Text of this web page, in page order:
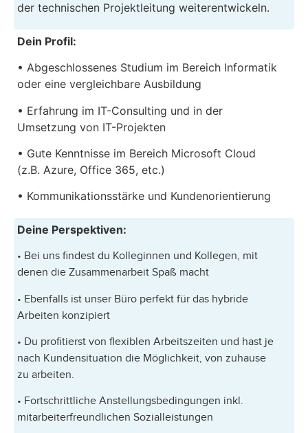
der technischen Projektleitung weiterentwickeln.
Dein Profil:
• Abgeschlossenes Studium im Bereich Informatik
oder eine vergleichbare Ausbildung
• Erfahrung im IT-Consulting und in der
Umsetzung von IT-Projekten
• Gute Kenntnisse im Bereich Microsoft Cloud
(z.B. Azure, Office 365, etc.)
• Kommunikationsstärke und Kundenorientierung
Deine Perspektiven:
• Bei uns findest du Kolleginnen und Kollegen, mit
denen die Zusammenarbeit Spaß macht
• Ebenfalls ist unser Büro perfekt für das hybride
Arbeiten konzipiert
• Du profitierst von flexiblen Arbeitszeiten und hast je
nach Kundensituation die Möglichkeit, von zuhause
zu arbeiten.
• Fortschrittliche Anstellungsbedingungen inkl.
mitarbeiterfreundlichen Sozialleistungen